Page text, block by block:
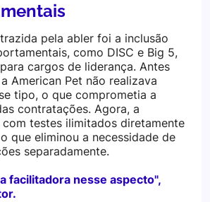
pela abler foi a inclusão
como DISC e Big 5,
cargos de liderança. Antes
American Pet não realizava
tipo, o que comprometia a
contratações. Agora, a
testes ilimitados diretamente
que eliminou a necessidade de
separadamente.
facilitadora nesse aspecto",